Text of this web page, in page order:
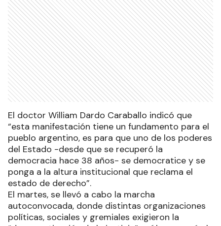
El doctor William Dardo Caraballo indicó que
“esta manifestación tiene un fundamento para el
pueblo argentino, es para que uno de los poderes
del Estado -desde que se recuperó la
democracia hace 38 años- se democratice y se
ponga a la altura institucional que reclama el
estado de derecho”.
El martes, se llevó a cabo la marcha
autoconvocada, donde distintas organizaciones
políticas, sociales y gremiales exigieron la